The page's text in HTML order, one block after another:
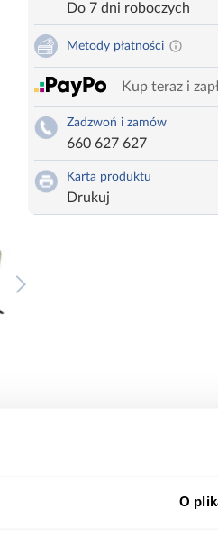
O
Do 7 dni roboczych
Metody płatności
Kup teraz i
Zadzwoń i zamów
660 627 627
Karta produktu
Drukuj